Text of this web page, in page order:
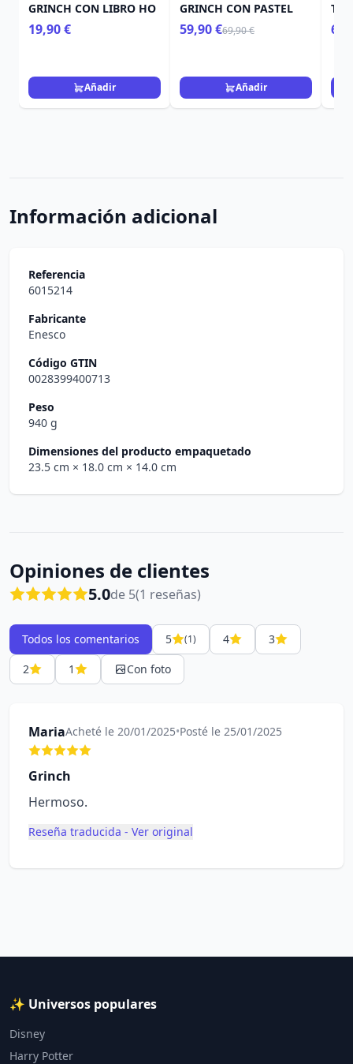
GRINCH CON LIBRO HO
19,90 €
Añadir
GRINCH CON PASTEL
59,90 €69,90 €
Añadir
Información adicional
Referencia
6015214
Fabricante
Enesco
Código GTIN
0028399400713
Peso
940 g
Dimensiones del producto empaquetado
23.5 cm × 18.0 cm × 14.0 cm
Opiniones de clientes
5.0de 5(1 reseñas)
Todos los comentarios 5 (1) 4
3
2
1 Con foto
MariaAcheté le 20/01/2025•Posté le 25/01/2025
Grinch
Hermoso.
Reseña traducida - Ver original
✨ Universos populares
Disney
Harry Potter